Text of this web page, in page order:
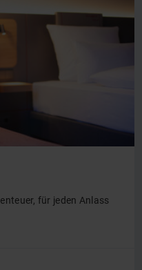
für jeden Anlass